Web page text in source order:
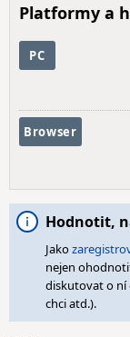
Platformy a
PC
Browser
Hodnotit,
Jako
nejen
diskutovat o ní
chci atd.).